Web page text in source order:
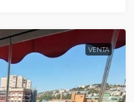
VENTA